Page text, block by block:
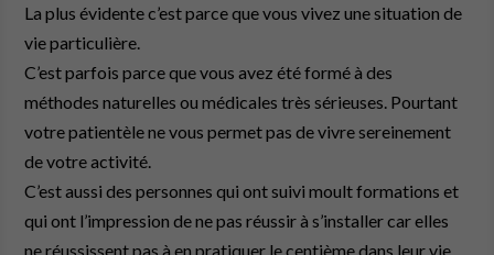
La plus évidente c’est parce que vous vivez une situation de
vie particulière.
C’est parfois parce que vous avez été formé à des
méthodes naturelles ou médicales très sérieuses. Pourtant
votre patientèle ne vous permet pas de vivre sereinement
de votre activité.
C’est aussi des personnes qui ont suivi moult formations et
qui ont l’impression de ne pas réussir à s’installer car elles
ne réussissent pas à en pratiquer le centième dans leur vie